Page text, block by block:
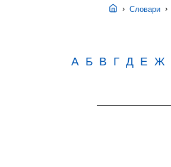
› Словари ›
А Б В Г Д Е Ж